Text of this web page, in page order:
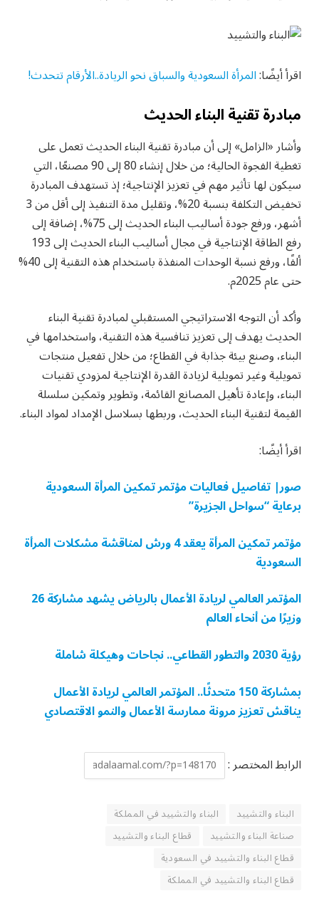
اقرأ أيضًا:المرأة السعودية والسباق نحو الريادة..الأرقام تتحدث!
مبادرة تقنية البناء الحديث
وأشار «الزامل» إلى أن مبادرة تقنية البناء الحديث تعمل على
تغطية الفجوة الحالية؛ من خلال إنشاء 80 إلى 90 مصنعًا، التي
سيكون لها تأثير مهم في تعزيز الإنتاجية؛ إذ تستهدف المبادرة
تخفيض التكلفة بنسبة 20%، وتقليل مدة التنفيذ إلى أقل من 3
أشهر، ورفع جودة أساليب البناء الحديث إلى 75%، إضافة إلى
رفع الطاقة الإنتاجية في مجال أساليب البناء الحديث إلى 193
ألفًا، ورفع نسبة الوحدات المنفذة باستخدام هذه التقنية إلى 40%
حتى عام 2025م.
وأكد أن التوجه الاستراتيجي المستقبلي لمبادرة تقنية البناء
الحديث يهدف إلى تعزيز تنافسية هذه التقنية، واستخدامها في
البناء، وصنع بيئة جذابة في القطاع؛ من خلال تفعيل منتجات
تمويلية وغير تمويلية لزيادة القدرة الإنتاجية لمزودي تقنيات
البناء، وإعادة تأهيل المصانع القائمة، وتطوير وتمكين سلسلة
القيمة لتقنية البناء الحديث، وربطها بسلاسل الإمداد لمواد البناء.
اقرأ أيضًا:
صور| تفاصيل فعاليات مؤتمر تمكين المرأة السعودية
برعاية “سواحل الجزيرة”
مؤتمر تمكين المرأة يعقد 4 ورش لمناقشة مشكلات المرأة
السعودية
المؤتمر العالمي لريادة الأعمال بالرياض يشهد مشاركة 26
وزيرًا من أنحاء العالم
رؤية 2030 والتطور القطاعي.. نجاحات وهيكلة شاملة
بمشاركة 150 متحدثًا.. المؤتمر العالمي لريادة الأعمال
يناقش تعزيز مرونة ممارسة الأعمال والنمو الاقتصادي
الرابط المختصر :
البناء والتشييد
البناء والتشييد في المملكة
صناعة البناء والتشييد
قطاع البناء والتشييد
قطاع البناء والتشييد في السعودية
قطاع البناء والتشييد في المملكة